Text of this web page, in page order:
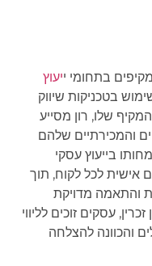
מקיפים בתחומי ייעוץ
בטכניקות שיווק
שלו, רון מסייע
והמכירתיים שלהם
בייעוץ עסקי
אישית לכל לקוח, תוך
והתאמה מדויקת
עסקים זוכים לליווי
והכוונה להצלחה